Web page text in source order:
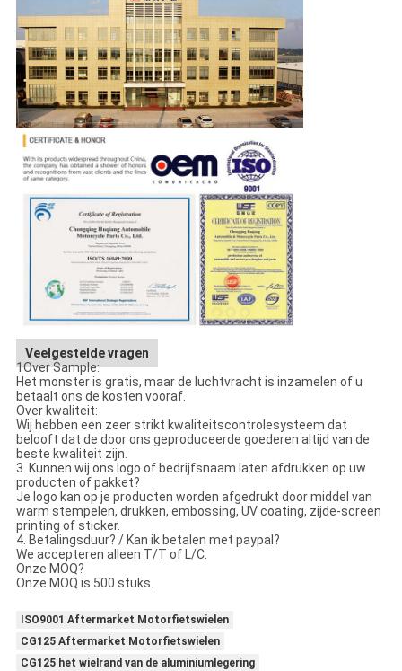
Veelgestelde vragen
1Over Sample:
Het monster is gratis, maar de luchtvracht is inzamelen of u
betaalt ons de kosten vooraf.
Over kwaliteit:
Wij hebben een zeer strikt kwaliteitscontrolesysteem dat
belooft dat de door ons geproduceerde goederen altijd van de
beste kwaliteit zijn.
3. Kunnen wij ons logo of bedrijfsnaam laten afdrukken op uw
producten of pakket?
Je logo kan op je producten worden afgedrukt door middel van
warm stempelen, drukken, embossing, UV coating, zijde-screen
printing of sticker.
4. Betalingsduur? / Kan ik betalen met paypal?
We accepteren alleen T/T of L/C.
Onze MOQ?
Onze MOQ is 500 stuks.
ISO9001 Aftermarket Motorfietswielen
CG125 Aftermarket Motorfietswielen
CG125 het wielrand van de aluminiumlegering